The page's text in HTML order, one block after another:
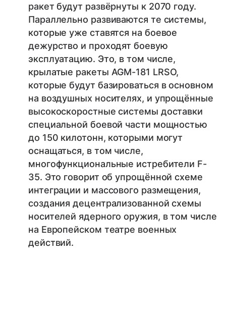
ракет будут развёрнуты к 2070 году.
Параллельно развиваются те системы,
которые уже ставятся на боевое
дежурство и проходят боевую
эксплуатацию. Это, в том числе,
крылатые ракеты AGM-181 LRSO,
которые будут базироваться в основном
на воздушных носителях, и упрощённые
высокоскоростные системы доставки
специальной боевой части мощностью
до 150 килотонн, которыми могут
оснащаться, в том числе,
многофункциональные истребители F-
35. Это говорит об упрощённой схеме
интеграции и массового размещения,
создания децентрализованной схемы
носителей ядерного оружия, в том числе
на Европейском театре военных
действий.